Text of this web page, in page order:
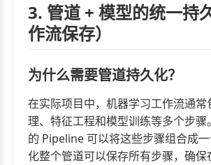
3. 管道 + 模型的统一持
作流保存）
为什么需要管道持久化？
在实际项目中，机器学习工作流通常
理、特征工程和模型训练等多个步
的 Pipeline 可以将这些步骤组合成
化整个管道可以保存所有步骤，确